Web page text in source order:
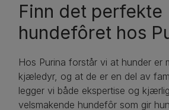
Finn det perfekte
hundefôret hos
Hos Purina forstår vi at hunder er
kjæledyr, og at de er en del av
legger vi både ekspertise og
velsmakende hundefôr som gir